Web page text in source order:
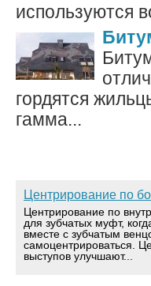
используются
гордятся
гамма...
Центрирование по
Центрирование по
для зубчатых муфт,
вместе с зубчатым
самоцентрироваться.
выступов улучшают...